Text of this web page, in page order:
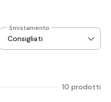
Smistamento
10 prodotti